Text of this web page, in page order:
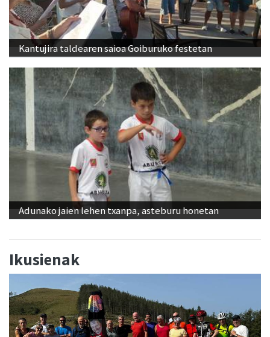
Kantujira taldearen saioa Goiburuko festetan
Adunako jaien lehen txanpa, asteburu honetan
Ikusienak